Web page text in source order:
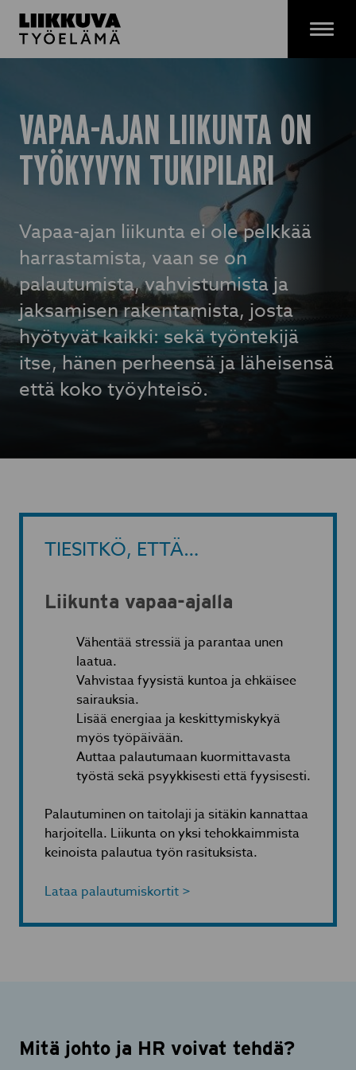
Siirry
sisältöön
Menu
VAPAA-AJAN LIIKUNTA ON
TYÖKYVYN TUKIPILARI
Vapaa-ajan liikunta ei ole pelkkää
harrastamista, vaan se on
palautumista, vahvistumista ja
jaksamisen rakentamista, josta
hyötyvät kaikki: sekä työntekijä
itse, hänen perheensä ja läheisensä
että koko työyhteisö.
TIESITKÖ, ETTÄ…
Liikunta vapaa-ajalla
Vähentää stressiä ja parantaa unen
laatua.
Vahvistaa fyysistä kuntoa ja ehkäisee
sairauksia.
Lisää energiaa ja keskittymiskykyä
myös työpäivään.
Auttaa palautumaan kuormittavasta
työstä sekä psyykkisesti että fyysisesti.
Palautuminen on taitolaji ja sitäkin kannattaa
harjoitella. Liikunta on yksi tehokkaimmista
keinoista palautua työn rasituksista.
Lataa palautumiskortit >
Mitä johto ja HR voivat tehdä?